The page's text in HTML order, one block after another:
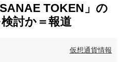
TOKEN」の
討か＝報道
仮想通貨情報